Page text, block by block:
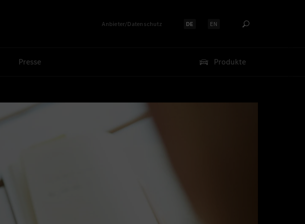
Anbieter/Datenschutz Sprache auswählen:
DE Sprache auswählen:
EN
Presse Produkte